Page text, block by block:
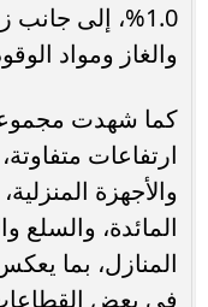
1.0%، إلى
والغاز ومواد الوقود
كما شهدت
ارتفاعات
والأجهزة
المائدة، والسلع
المنازل، بما
في بعض القطاعات